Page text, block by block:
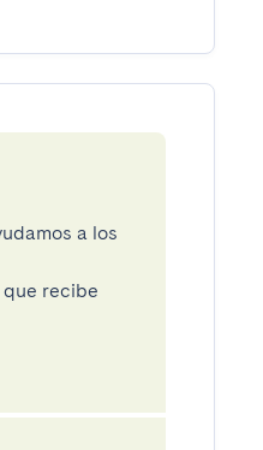
a los
recibe